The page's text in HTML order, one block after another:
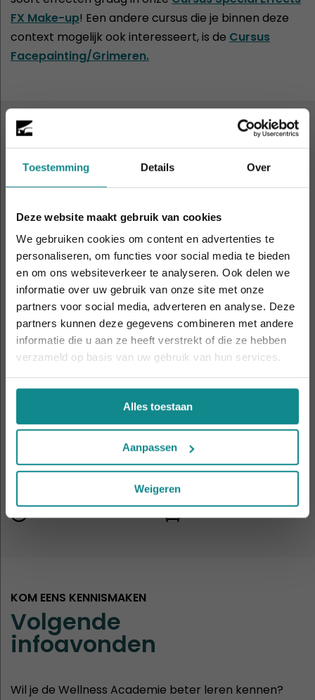
Toestemming Details Over
Deze website maakt gebruik van cookies
We gebruiken cookies om content en advertenties te
personaliseren, om functies voor social media te bieden
en om ons websiteverkeer te analyseren. Ook delen we
informatie over uw gebruik van onze site met onze
partners voor social media, adverteren en analyse. Deze
partners kunnen deze gegevens combineren met andere
informatie die u aan ze heeft verstrekt of die ze hebben
verzameld op basis van uw gebruik van hun services.
Alles toestaan
Aanpassen
Weigeren
FX Make-up! Een andere cursus die je binnen deze
context mogelijk ook interesseert, is de Cursus
Facepainting/Grimeren.
ALTIJD IN DE BUURT
9 leslocatiesdoor heel
Nederland en België
Amsterdam Antwerpen
Apeldoorn Eindhoven
Gent Hasselt
KOM EENS KENNISMAKEN
Volgende
infoavonden
Wil je de Wellness Academie beter leren kennen?
De hittegolf houdt aan... onze actie ook! 10%
korting verlengd t.e.m. 7 augustus 2026.
Sluiten